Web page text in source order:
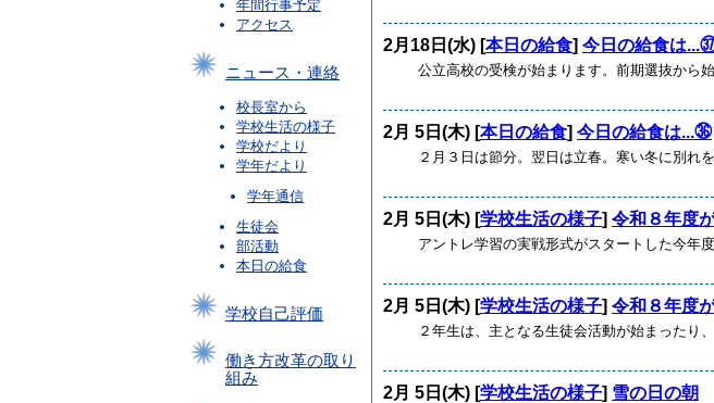
年間行事予定
アクセス
ニュース・連絡
校長室から
学校生活の様子
学校だより
学年だより
学年通信
生徒会
部活動
本日の給食
学校自己評価
働き方改革の取り
組み
2月18日(水) [本日の給食] 今日の給食は...
公立高校の受検が始まります。前期選抜から
2月 5日(木) [本日の給食] 今日の給食は...㊱
２月３日は節分。翌日は立春。寒い冬に別れ
2月 5日(木) [学校生活の様子] 令和８年度
アントレ学習の実戦形式がスタートした今年
2月 5日(木) [学校生活の様子] 令和８年度
２年生は、主となる生徒会活動が始まったり
2月 5日(木) [学校生活の様子] 雪の日の朝